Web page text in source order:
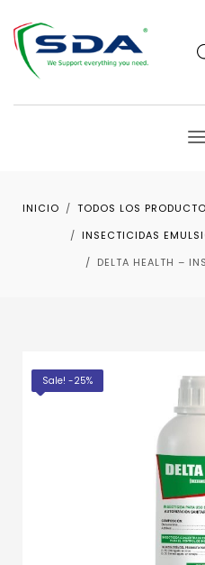
INICIO TODOS LOS
INSECTICIDAS
DELTA HEALTH –
Sale! -25%